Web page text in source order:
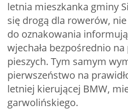
letnia mieszkanka gminy
się drogą dla rowerów, nie
do oznakowania
wjechała bezpośrednio
pieszych. Tym samym
pierwszeństwo na
letniej kierującej BMW,
garwolińskiego.